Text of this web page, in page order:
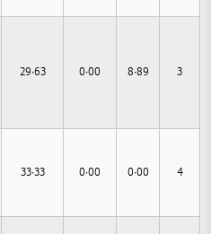
3
8.89
0.00
29.63
4
0.00
0.00
33.33